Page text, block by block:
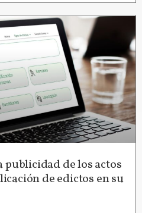
publicidad de los actos
de edictos en su